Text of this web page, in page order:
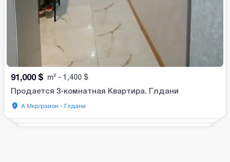
91,000 $ m² - 1,400 $
Продается 3-комнатная Квартира. Глдани
А Мкр/раион - Глдани